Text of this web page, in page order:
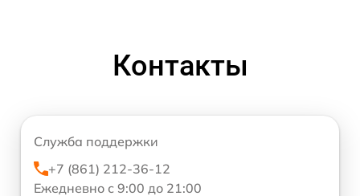
Контакты
Служба поддержки
+7 (861) 212-36-12
Ежедневно с 9:00 до 21:00